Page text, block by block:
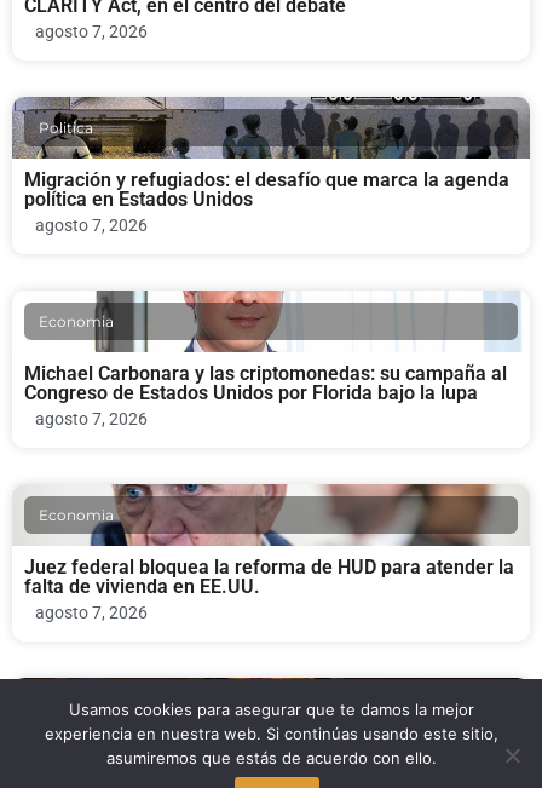
CLARITY Act, en el centro del debate
agosto 7, 2026
Politica
Migración y refugiados: el desafío que marca la agenda
política en Estados Unidos
agosto 7, 2026
Economia
Michael Carbonara y las criptomonedas: su campaña al
Congreso de Estados Unidos por Florida bajo la lupa
agosto 7, 2026
Economia
Juez federal bloquea la reforma de HUD para atender la
falta de vivienda en EE.UU.
agosto 7, 2026
Economia
Trump renueva su pulso contra Lisa Cook en la Reserva
Federal de Estados Unidos
Usamos cookies para asegurar que te damos la mejor
experiencia en nuestra web. Si continúas usando este sitio,
asumiremos que estás de acuerdo con ello.